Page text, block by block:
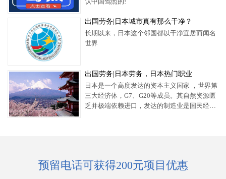
出国劳务|日本城市真有那么干净？
长期以来，日本这个邻国都以干净宜居而闻名
世界
出国劳务|日本劳务，日本热门职业
日本是一个高度发达的资本主义国家 ，世界第
三大经济体，G7、G20等成员。其自然资源匮
乏并极端依赖进口，发达的制造业是国民经济
预留电话可获得200元项目优惠